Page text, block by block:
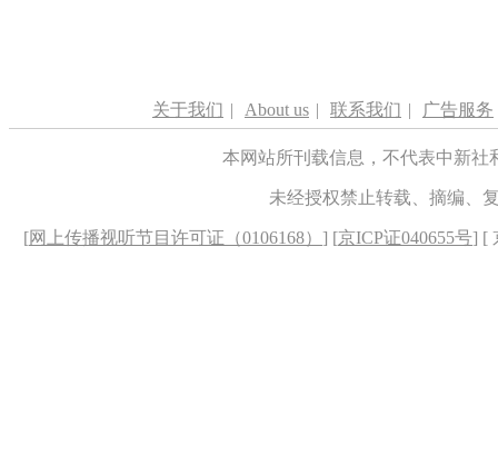
关于我们 | About us | 联系我们 | 广告服务
本网站所刊载信息，不代表中新
未经授权禁止转载、摘编、
[网上传播视听节目许可证（0106168） ] [京ICP证040655号] [